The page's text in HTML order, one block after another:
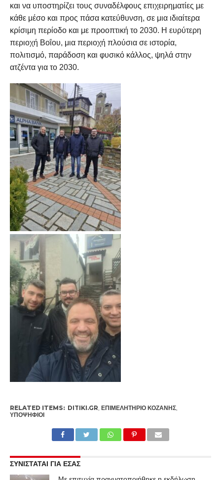
και να υποστηρίζει τους συναδέλφους επιχειρηματίες με
κάθε μέσο και προς πάσα κατεύθυνση, σε μια ιδιαίτερα
κρίσιμη περίοδο και με προοπτική το 2030. Η ευρύτερη
περιοχή Βοΐου, μια περιοχή πλούσια σε ιστορία,
πολιτισμό, παράδοση και φυσικό κάλλος, ψηλά στην
ατζέντα για το 2030.
RELATED ITEMS: DITIKI.GR, ΕΠΙΜΕΛΗΤΉΡΙΟ ΚΟΖΆΝΗΣ,
ΥΠΟΨΉΦΙΟΙ
ΣΥΝΙΣΤΑΤΑΙ ΓΙΑ ΕΣΑΣ